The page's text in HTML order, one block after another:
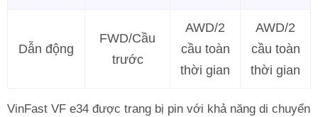
Dẫn động
FWD/Cầu
trước
AWD/2
cầu toàn
thời gian
AWD/2
cầu toàn
thời gian
VinFast VF e34 được trang bị pin với khả năng di chuyển